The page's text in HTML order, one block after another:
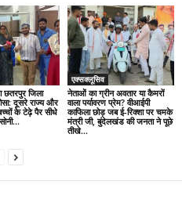
छतरपुर जिला
दूसरे राज्य और
के टेढ़े पैर सीधे
एक्सक्लूसिव
नेताओं का ग्रीन अवतार या कैमरों
वाला पर्यावरण प्रेम? वीआईपी
काफिला छोड़ जब ई-रिक्शा पर चमके
मंत्री जी, बुंदेलखंड की जनता ने पूछे
तीखे...